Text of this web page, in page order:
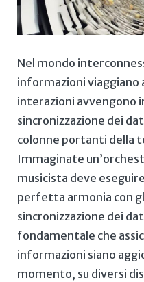
Nel ‍mondo
informazioni viaggiano
interazioni‌ avvengono
sincronizzazione dei
colonne ‍portanti della
Immaginate
musicista ⁤deve
perfetta armonia con
sincronizzazione dei‍
fondamentale che
informazioni siano
momento, su diversi